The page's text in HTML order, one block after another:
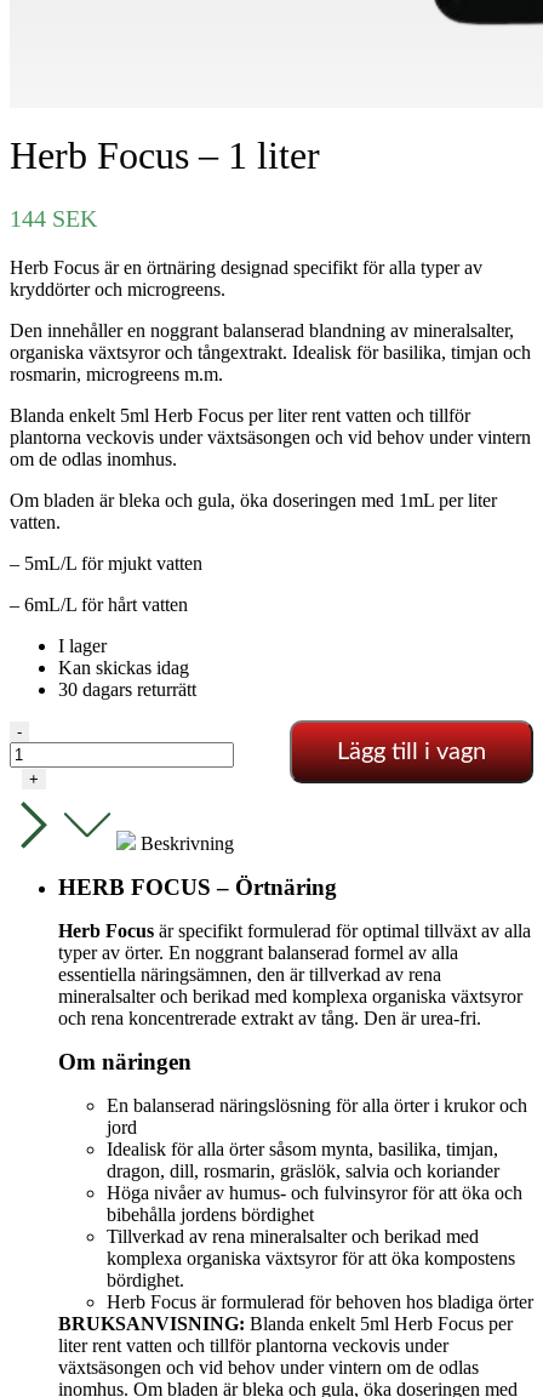
Herb Focus – 1 liter
144 SEK
Herb Focus är en örtnäring designad specifikt för alla typer av
kryddörter och microgreens.
Den innehåller en noggrant balanserad blandning av mineralsalter,
organiska växtsyror och tångextrakt. Idealisk för basilika, timjan och
rosmarin, microgreens m.m.
Blanda enkelt 5ml Herb Focus per liter rent vatten och tillför
plantorna veckovis under växtsäsongen och vid behov under vintern
om de odlas inomhus.
Om bladen är bleka och gula, öka doseringen med 1mL per liter
vatten.
– 5mL/L för mjukt vatten
– 6mL/L för hårt vatten
I lager
Kan skickas idag
30 dagars returrätt
Herb
Focus
-
liter
mängd
-
+
Lägg till i vagn
Beskrivning
HERB FOCUS – Örtnäring
Herb Focus är specifikt formulerad för optimal tillväxt av alla
typer av örter. En noggrant balanserad formel av alla
essentiella näringsämnen, den är tillverkad av rena
mineralsalter och berikad med komplexa organiska växtsyror
och rena koncentrerade extrakt av tång. Den är urea-fri.
Om näringen
En balanserad näringslösning för alla örter i krukor och
jord
Idealisk för alla örter såsom mynta, basilika, timjan,
dragon, dill, rosmarin, gräslök, salvia och koriander
Höga nivåer av humus- och fulvinsyror för att öka och
bibehålla jordens bördighet
Tillverkad av rena mineralsalter och berikad med
komplexa organiska växtsyror för att öka kompostens
bördighet.
Herb Focus är formulerad för behoven hos bladiga örter
BRUKSANVISNING: Blanda enkelt 5ml Herb Focus per
liter rent vatten och tillför plantorna veckovis under
växtsäsongen och vid behov under vintern om de odlas
inomhus. Om bladen är bleka och gula, öka doseringen med